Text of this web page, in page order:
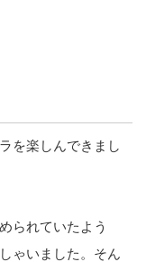
を楽しんできまし
られていたよう
ゃいました。そん